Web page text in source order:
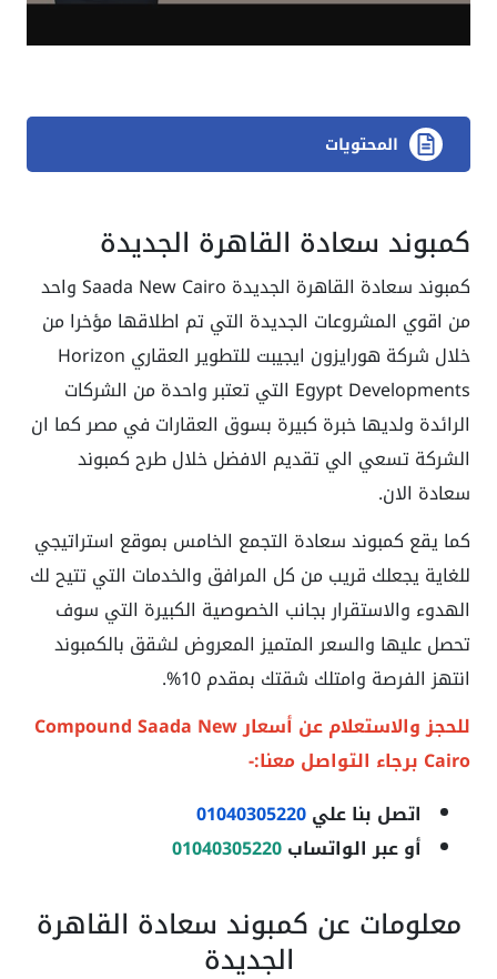
المحتويات
كمبوند سعادة القاهرة الجديدة
كمبوند سعادة القاهرة الجديدة Saada New Cairoواحد
من اقوي المشروعات الجديدة التي تم اطلاقها مؤخرا من
خلال شركة هورايزون ايجيبت للتطوير العقاري Horizon
Egypt Developments التي تعتبر واحدة من الشركات
الرائدة ولديها خبرة كبيرة بسوق العقارات في مصر كما ان
الشركة تسعي الي تقديم الافضل خلال طرح كمبوند
سعادة الان.
كما يقع كمبوند سعادة التجمع الخامس بموقع استراتيجي
للغاية يجعلك قريب من كل المرافق والخدمات التي تتيح لك
الهدوء والاستقرار بجانب الخصوصية الكبيرة التي سوف
تحصل عليها والسعر المتميز المعروض لشقق بالكمبوند
انتهز الفرصة وامتلك شقتك بمقدم 10%.
للحجز والاستعلام عن أسعار Compound Saada New
Cairo برجاء التواصل معنا:-
اتصل بنا علي01040305220
أو عبر الواتساب01040305220
معلومات عن كمبوند سعادة القاهرة
الجديدة